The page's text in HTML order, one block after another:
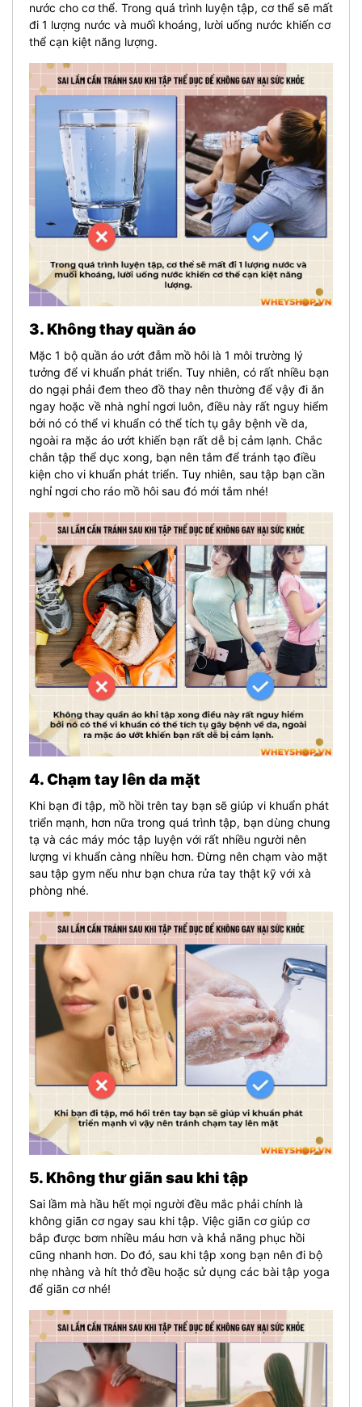
nước cho cơ thể. Trong quá trình luyện tập, cơ thể sẽ mất
đi 1 lượng nước và muối khoáng, lười uống nước khiến cơ
thể cạn kiệt năng lượng.
3. Không thay quần áo
Mặc 1 bộ quần áo ướt đẫm mồ hôi là 1 môi trường lý
tưởng để vi khuẩn phát triển. Tuy nhiên, có rất nhiều bạn
do ngại phải đem theo đồ thay nên thường để vậy đi ăn
ngay hoặc về nhà nghỉ ngơi luôn, điều này rất nguy hiểm
bởi nó có thể vi khuẩn có thể tích tụ gây bệnh về da,
ngoài ra mặc áo ướt khiến bạn rất dễ bị cảm lạnh. Chắc
chắn tập thể dục xong, bạn nên tắm để tránh tạo điều
kiện cho vi khuẩn phát triển. Tuy nhiên, sau tập bạn cần
nghỉ ngơi cho ráo mồ hôi sau đó mới tắm nhé!
4. Chạm tay lên da mặt
Khi bạn đi tập, mồ hồi trên tay bạn sẽ giúp vi khuẩn phát
triển mạnh, hơn nữa trong quá trình tập, bạn dùng chung
tạ và các máy móc tập luyện với rất nhiều người nên
lượng vi khuẩn càng nhiều hơn. Đừng nên chạm vào mặt
sau tập gym nếu như bạn chưa rửa tay thật kỹ với xà
phòng nhé.
5. Không thư giãn sau khi tập
Sai lầm mà hầu hết mọi người đều mắc phải chính là
không giãn cơ ngay sau khi tập. Việc giãn cơ giúp cơ
bắp được bơm nhiều máu hơn và khả năng phục hồi
cũng nhanh hơn. Do đó, sau khi tập xong bạn nên đi bộ
nhẹ nhàng và hít thở đều hoặc sử dụng các bài tập yoga
để giãn cơ nhé!